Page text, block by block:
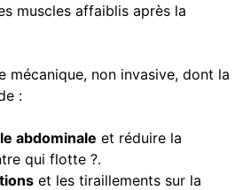
muscles affaiblis après la
mécanique, non invasive, dont la
:
abdominale et réduire la
qui flotte ?.
et les tiraillements sur la